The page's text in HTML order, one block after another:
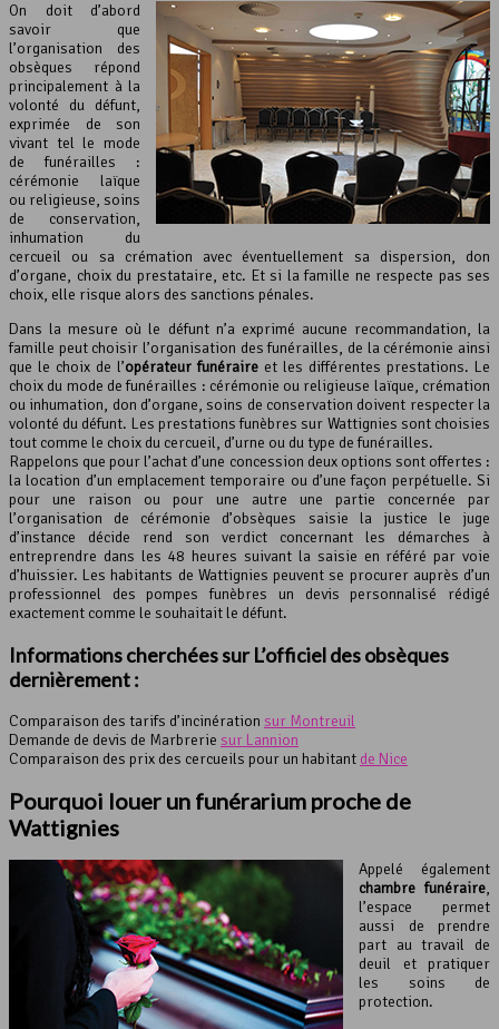
On doit d’abord
savoir que
l’organisation des
obsèques répond
principalement à la
volonté du défunt,
exprimée de son
vivant tel le mode
de funérailles :
cérémonie laïque
ou religieuse, soins
de conservation,
inhumation du
cercueil ou sa crémation avec éventuellement sa dispersion, don
d’organe, choix du prestataire, etc. Et si la famille ne respecte pas ses
choix, elle risque alors des sanctions pénales.
Dans la mesure où le défunt n’a exprimé aucune recommandation, la
famille peut choisir l’organisation des funérailles, de la cérémonie ainsi
que le choix de l’opérateur funéraire et les différentes prestations. Le
choix du mode de funérailles : cérémonie ou religieuse laïque, crémation
ou inhumation, don d’organe, soins de conservation doivent respecter la
volonté du défunt. Les prestations funèbres sur Wattignies sont choisies
tout comme le choix du cercueil, d’urne ou du type de funérailles.
Rappelons que pour l’achat d’une concession deux options sont offertes :
la location d’un emplacement temporaire ou d’une façon perpétuelle. Si
pour une raison ou pour une autre une partie concernée par
l’organisation de cérémonie d’obsèques saisie la justice le juge
d’instance décide rend son verdict concernant les démarches à
entreprendre dans les 48 heures suivant la saisie en référé par voie
d’huissier. Les habitants de Wattignies peuvent se procurer auprès d’un
professionnel des pompes funèbres un devis personnalisé rédigé
exactement comme le souhaitait le défunt.
Informations cherchées sur L’officiel des obsèques
dernièrement :
Comparaison des tarifs d’incinération sur Montreuil
Demande de devis de Marbrerie sur Lannion
Comparaison des prix des cercueils pour un habitant de Nice
Pourquoi louer un funérarium proche de
Wattignies
Appelé également
chambre funéraire,
l’espace permet
aussi de prendre
part au travail de
deuil et pratiquer
les soins de
protection.